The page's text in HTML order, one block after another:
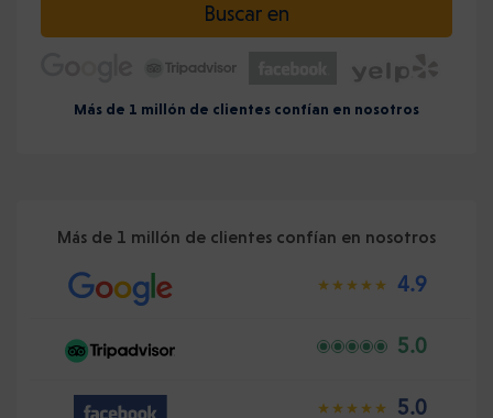
Buscar en
Más de 1 millón de clientes confían en nosotros
Más de 1 millón de clientes confían en nosotros
4.9
5.0
5.0